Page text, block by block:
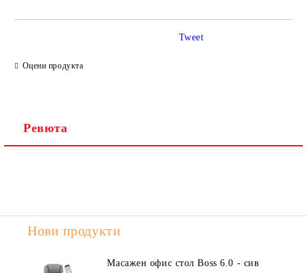
Оцени продукта
Tweet
Ревюта
Нови продукти
Масажен офис стол Boss 6.0 - сив